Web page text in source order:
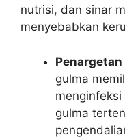
nutrisi, dan sinar
menyebabkan
gulma
gulma